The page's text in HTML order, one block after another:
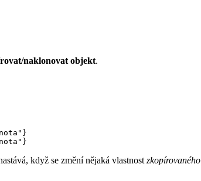
naklonovat objekt.
když se změní nějaká vlastnost zkopírovaného